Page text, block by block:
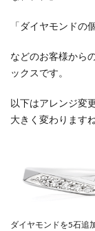
「ダイヤモンドの
などのお客様から
ックスです。
以下はアレンジ変
大きく変わりますね
ダイヤモンドを5石追